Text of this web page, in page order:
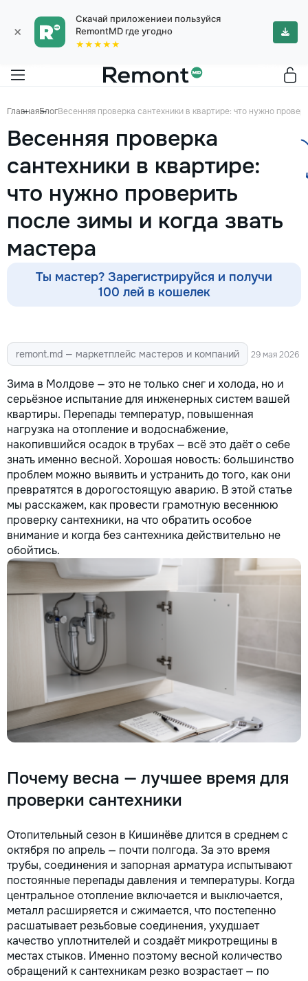
×
Скачай приложениеи пользуйся
RemontMD где угодно
★★★★★
ГлавнаяБлогВесенняя проверка сантехники в квартире: что нужно
Весенняя проверка
сантехники в квартире:
что нужно проверить
после зимы и когда звать
мастера
Ты мастер? Зарегистрируйся и получи
100 лей в кошелек
remont.md — маркетплейс мастеров и компаний 29 мая 2026
Зима в Молдове — это не только снег и холода, но и
серьёзное испытание для инженерных систем вашей
квартиры. Перепады температур, повышенная
нагрузка на отопление и водоснабжение,
накопившийся осадок в трубах — всё это даёт о себе
знать именно весной. Хорошая новость: большинство
проблем можно выявить и устранить до того, как они
превратятся в дорогостоящую аварию. В этой статье
мы расскажем, как провести грамотную весеннюю
проверку сантехники, на что обратить особое
внимание и когда без сантехника действительно не
обойтись.
Почему весна — лучшее время для
проверки сантехники
Отопительный сезон в Кишинёве длится в среднем с
октября по апрель — почти полгода. За это время
трубы, соединения и запорная арматура испытывают
постоянные перепады давления и температуры. Когда
центральное отопление включается и выключается,
металл расширяется и сжимается, что постепенно
расшатывает резьбовые соединения, ухудшает
качество уплотнителей и создаёт микротрещины в
местах стыков. Именно поэтому весной количество
обращений к сантехникам резко возрастает — по